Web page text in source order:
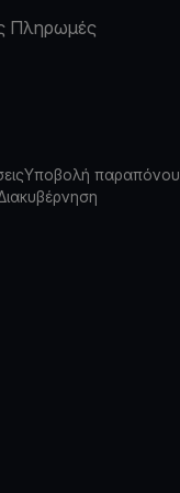
Πληρωμές
Υποβολή παραπόνου